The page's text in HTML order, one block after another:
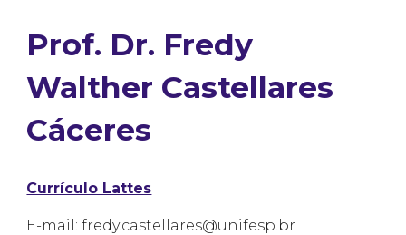
Prof. Dr. Fredy
Walther Castellares
Cáceres
Currículo Lattes
E-mail:fredy.castellares@unifesp.br